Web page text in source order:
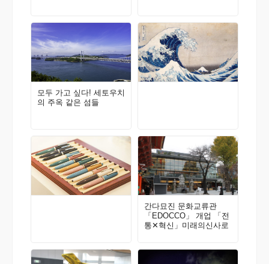
모두 가고 싶다! 세토우치
의 주옥 같은 섬들
간다묘진 문화교류관
「EDOCCO」 개업 「전
통✕혁신」미래의신사로